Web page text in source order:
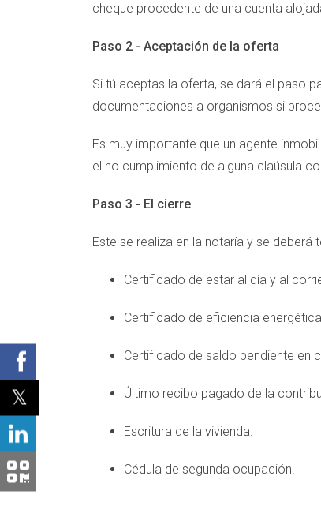
cheque procedente de una cuenta
Paso 2 - Aceptación de la oferta
Si tú aceptas la oferta, se dará el paso
documentaciones a organismos si
Es muy importante que un agente
el no cumplimiento de alguna claúsula
Paso 3 - El cierre
Este se realiza en la notaría y se
Certificado de estar al día y al
Certificado de eficiencia
Certificado de saldo pendiente en
Último recibo pagado de la
Escritura de la vivienda.
Cédula de segunda ocupación.